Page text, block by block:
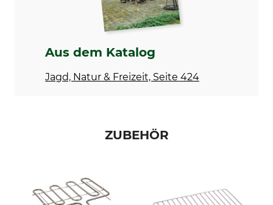
Aus dem Katalog
Jagd, Natur & Freizeit, Seite 424
ZUBEHÖR